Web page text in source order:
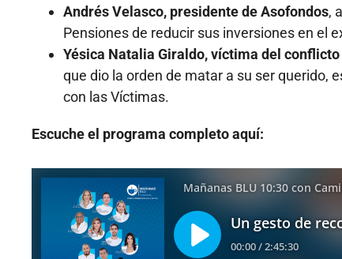
Andrés Velasco, presidente de Asofondos,
Pensiones de reducir sus inversiones en el
Yésica Natalia Giraldo, víctima del
que dio la orden de matar a su ser querido,
con las Víctimas.
Escuche el programa completo aquí: